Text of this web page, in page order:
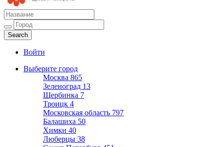
Ветеринарные клиники
Адреса и телефоны
Войти
Выберите город
Москва 865
Зеленоград 13
Щербинка 7
Троицк 4
Московская область 797
Балашиха 50
Химки 40
Люберцы 38